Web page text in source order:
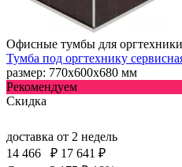
Офисные тумбы для оргтехники
Тумба под оргтехнику
размер: 770х600х680 мм
Рекомендуем
Скидка
доставка от 2 недель
14 466
₽ 17 641 ₽